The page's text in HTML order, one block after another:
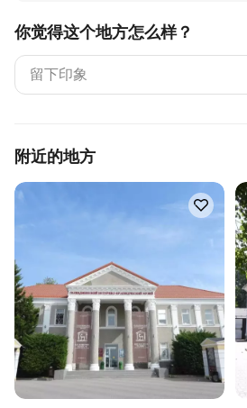
你觉得这个地方怎么样？
附近的地方